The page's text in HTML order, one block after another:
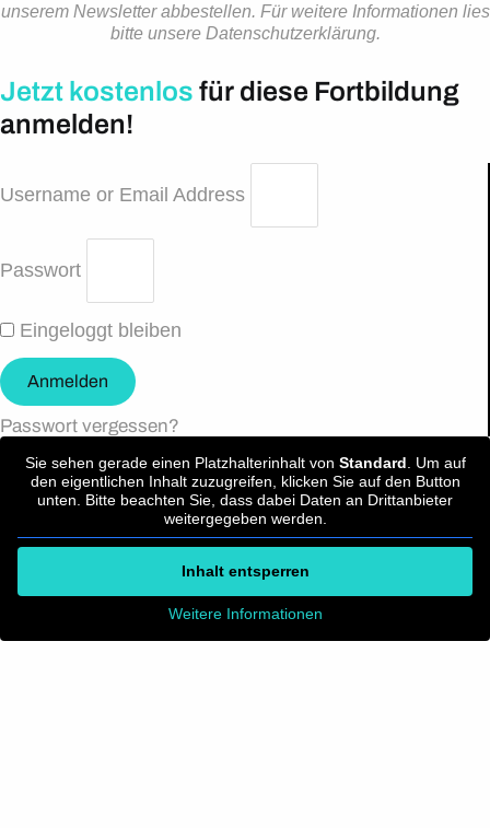
unserem Newsletter abbestellen. Für weitere Informationen lies
bitte unsere Datenschutzerklärung.
Jetzt kostenlos für diese Fortbildung
anmelden!
Username or Email Address
Passwort
Eingeloggt bleiben
Anmelden
Passwort vergessen?
Sie sehen gerade einen Platzhalterinhalt von Standard . Um auf
den eigentlichen Inhalt zuzugreifen, klicken Sie auf den Button
unten. Bitte beachten Sie, dass dabei Daten an Drittanbieter
weitergegeben werden.
Inhalt entsperren
Weitere Informationen